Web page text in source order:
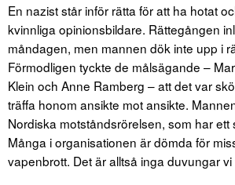
En nazist står inför rätta för att ha hotat
kvinnliga opinionsbildare. Rättegången
måndagen, men mannen dök inte upp i
Förmodligen tyckte de målsägande –
Klein och Anne Ramberg – att det var
träffa honom ansikte mot ansikte.
Nordiska motståndsrörelsen, som har ett
Många i organisationen är dömda för
vapenbrott. Det är alltså inga duvungar vi